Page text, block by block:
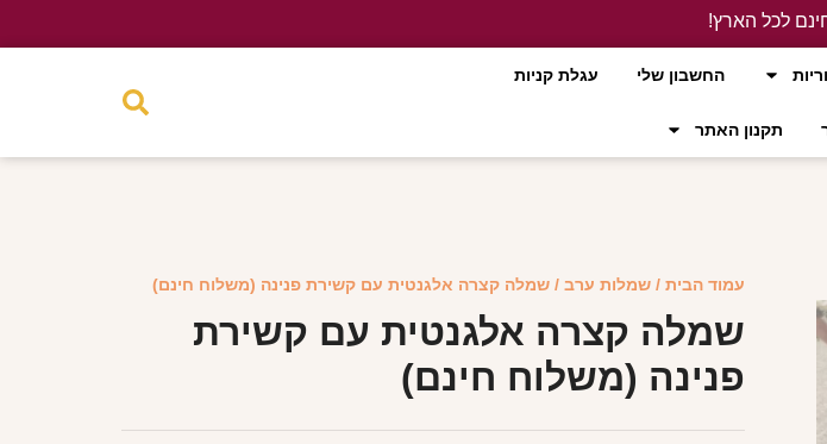
לכל הארץ!
החשבון שלי עגלת קניות
תקנון האתר
עמוד הבית / שמלות ערב / שמלה קצרה אלגנטית עם קשירת פנינה (משלוח חינם)
שמלה קצרה אלגנטית עם קשירת
פנינה (משלוח חינם)